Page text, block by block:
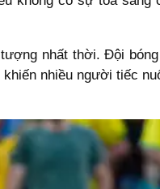
nhất thời. Đội
nhiều người tiếc